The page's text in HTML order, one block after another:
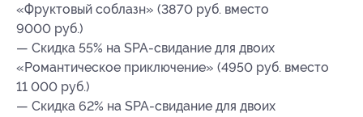
«Фруктовый соблазн» (3870 руб. вместо
9000 руб.)
— Скидка 55% на SPA-свидание для двоих
«Романтическое приключение» (4950 руб. вместо
11 000 руб.)
— Скидка 62% на SPA-свидание для двоих